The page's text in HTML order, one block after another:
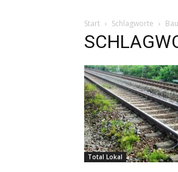
Start Schlagworte
Total Lokal